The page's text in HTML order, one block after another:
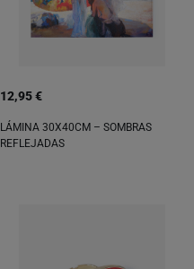
12,95 €
LÁMINA 30X40CM – SOMBRAS
REFLEJADAS